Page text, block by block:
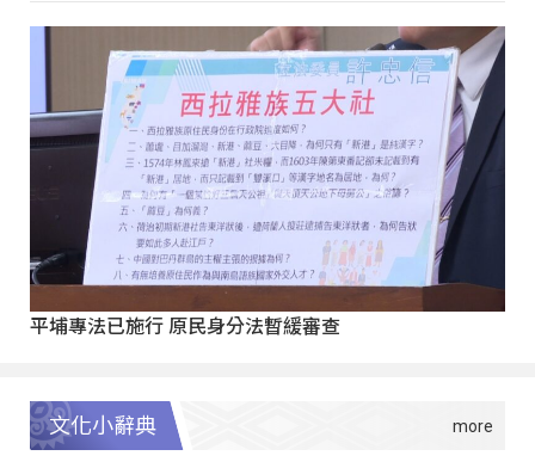
平埔專法已施行 原民身分法暫緩審查
文化小辭典